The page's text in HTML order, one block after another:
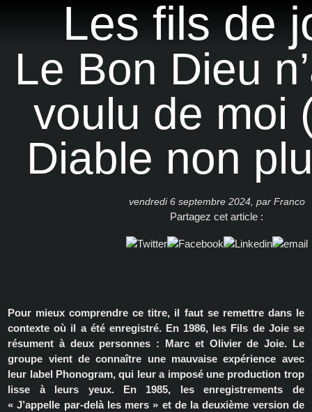
Les fils de
Discographie
Presse
Photos
Textes & partitions
Le Bon Dieu
voulu de moi
Diable non
vendredi 6 septembre 2024, par Franco
Partagez cet article :
Pour mieux comprendre ce titre, il faut se remettre dans le
contexte où il a été enregistré. En 1986, les Fils de Joie se
résument à deux personnes : Marc et Olivier de Joie. Le
groupe vient de connaître une mauvaise expérience avec
leur label Phonogram, qui leur a imposé une production trop
lisse à leurs yeux. En 1985, les enregistrements de
« J’appelle par-delà les mers » et de la deuxième version de